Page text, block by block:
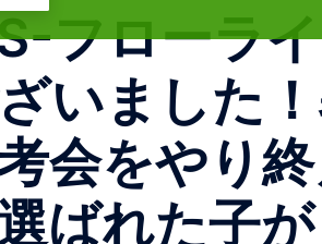
フローラ
いました
会をやり
ばれた子